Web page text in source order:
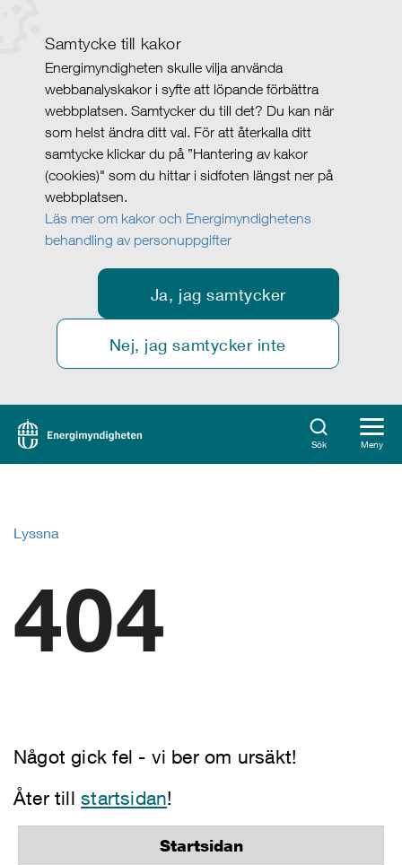
Samtycke till kakor
Energimyndigheten skulle vilja använda
webbanalyskakor i syfte att löpande förbättra
webbplatsen. Samtycker du till det? Du kan när
som helst ändra ditt val. För att återkalla ditt
samtycke klickar du på ”Hantering av kakor
(cookies)" som du hittar i sidfoten längst ner på
webbplatsen.
Läs mer om kakor och Energimyndighetens
behandling av personuppgifter
Ja, jag samtycker
Nej, jag samtycker inte
Sök Meny
Lyssna
404
Något gick fel - vi ber om ursäkt!
Åter tillstartsidan!
Startsidan